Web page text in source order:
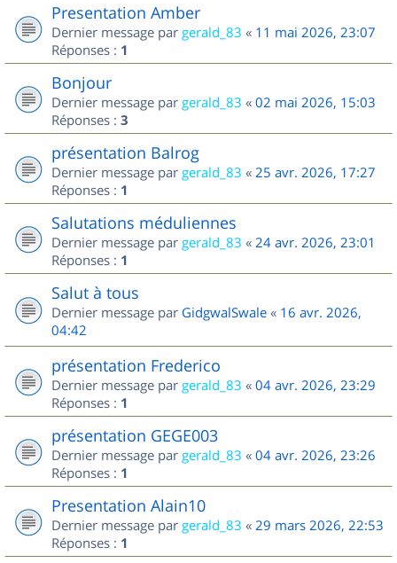
Presentation Amber
Dernier message par gerald_83 « 11 mai 2026, 23:07
Réponses : 1
Bonjour
Dernier message par gerald_83 « 02 mai 2026, 15:03
Réponses : 3
présentation Balrog
Dernier message par gerald_83 « 25 avr. 2026, 17:27
Réponses : 1
Salutations méduliennes
Dernier message par gerald_83 « 24 avr. 2026, 23:01
Réponses : 1
Salut à tous
Dernier message par GidgwalSwale « 16 avr. 2026,
04:42
présentation Frederico
Dernier message par gerald_83 « 04 avr. 2026, 23:29
Réponses : 1
présentation GEGE003
Dernier message par gerald_83 « 04 avr. 2026, 23:26
Réponses : 1
Presentation Alain10
Dernier message par gerald_83 « 29 mars 2026, 22:53
Réponses : 1